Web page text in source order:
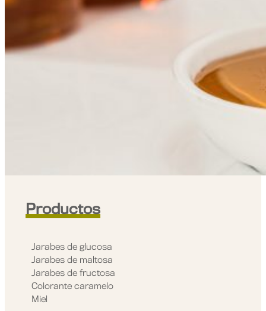
Productos
Jarabes de glucosa
Jarabes de maltosa
Jarabes de fructosa
Colorante caramelo
Miel